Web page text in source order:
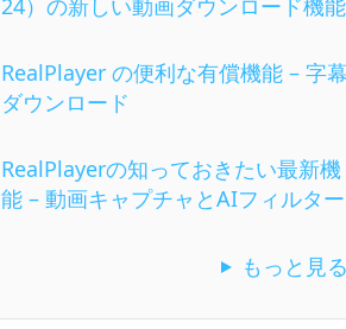
24）の新しい動画ダウンロード機能
RealPlayer の便利な有償機能 – 字
ダウンロード
RealPlayerの知っておきたい最新機
能 – 動画キャプチャとAIフィルター
もっと見